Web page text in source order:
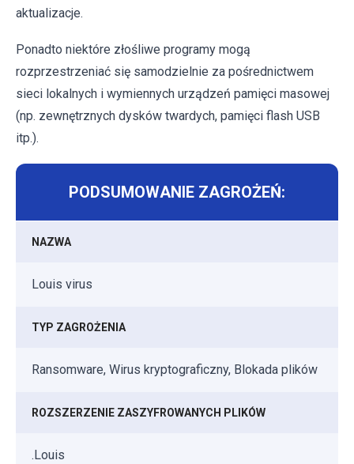
aktualizacje.
Ponadto niektóre złośliwe programy mogą
rozprzestrzeniać się samodzielnie za pośrednictwem
sieci lokalnych i wymiennych urządzeń pamięci masowej
(np. zewnętrznych dysków twardych, pamięci flash USB
itp.).
PODSUMOWANIE ZAGROŻEŃ:
NAZWA
Louis virus
TYP ZAGROŻENIA
Ransomware, Wirus kryptograficzny, Blokada plików
ROZSZERZENIE ZASZYFROWANYCH PLIKÓW
.Louis